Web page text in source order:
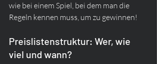
wie bei einem Spiel, bei dem man die
Regeln kennen muss, um zu gewinnen!
Preislistenstruktur: Wer, wie
viel und wann?